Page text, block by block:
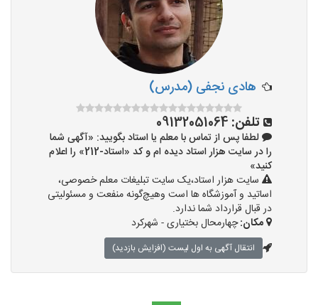
هادی نجفی (مدرس)
تلفن: 09132051064
لطفا پس از تماس با معلم یا استاد بگویید: «آگهی شما
را در سایت هزار استاد دیده ام و کد «استاد-212» را اعلام
کنید»
سایت هزار استاد،یک سایت تبلیغات معلم خصوصی،
اساتید و آموزشگاه ها است وهیچ‌گونه منفعت و مسئولیتی
در قبال قرارداد شما ندارد.
مکان:چهارمحال بختیاری - شهرکرد
انتقال آگهی به اول لیست (افزایش بازدید)